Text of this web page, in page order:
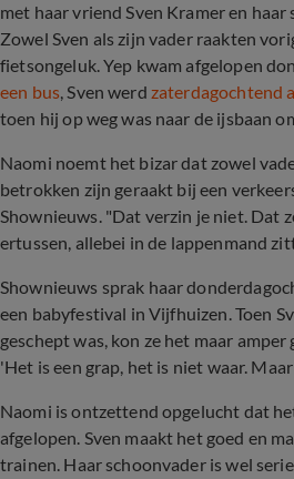
met haar vriend Sven Kramer en haar
Zowel Sven als zijn vader raakten
fietsongeluk. Yep kwam afgelopen
een bus, Sven werd zaterdagochtend
toen hij op weg was naar de ijsbaan
Naomi noemt het bizar dat zowel
betrokken zijn geraakt bij een
Shownieuws. "Dat verzin je niet. Dat
ertussen, allebei in de lappenmand
Shownieuws sprak haar
een babyfestival in Vijfhuizen. Toen
geschept was, kon ze het maar
'Het is een grap, het is niet waar.
Naomi is ontzettend opgelucht dat
afgelopen. Sven maakt het goed en
trainen. Haar schoonvader is wel